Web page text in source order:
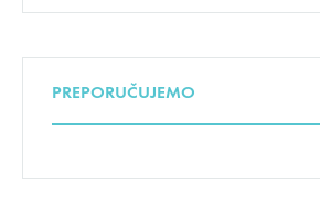
PREPORUČUJEMO